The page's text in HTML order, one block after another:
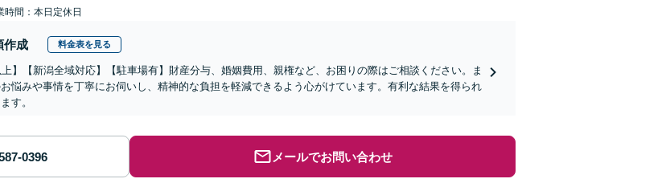
時間：本日定休日
作成 料金表を見る
上】【新潟全域対応】【駐車場有】財産分与、婚姻費用、親権など、お困りの際はご相談ください。ま
悩みや事情を丁寧にお伺いし、精神的な負担を軽減できるよう心がけています。有利な結果を得られ
す。
メールでお問い合わせ